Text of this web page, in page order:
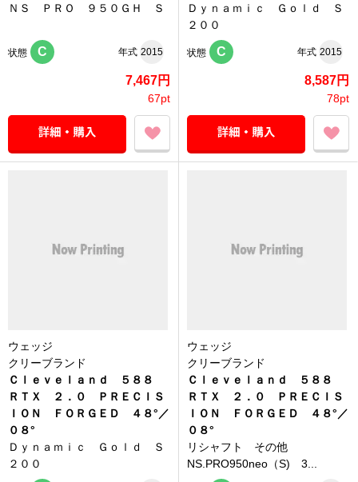
ＮＳ ＰＲＯ ９５０ＧＨ Ｓ
状態 C 年式 2015
7,467円
67pt
Ｄｙｎａｍｉｃ Ｇｏｌｄ Ｓ
２００
状態 C 年式 2015
8,587円
78pt
ウェッジ
クリーブランド
Ｃｌｅｖｅｌａｎｄ ５８８
ＲＴＸ ２．０ ＰＲＥＣＩＳ
ＩＯＮ ＦＯＲＧＥＤ ４８°／
０８°
Ｄｙｎａｍｉｃ Ｇｏｌｄ Ｓ
２００
ウェッジ
クリーブランド
Ｃｌｅｖｅｌａｎｄ ５８８
ＲＴＸ ２．０ ＰＲＥＣＩＳ
ＩＯＮ ＦＯＲＧＥＤ ４８°／
０８°
リシャフト その他
NS.PRO950neo（S) 3...